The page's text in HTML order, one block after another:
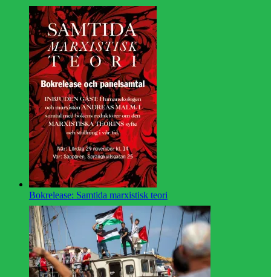
Bokrelease: Samtida marxistisk teori